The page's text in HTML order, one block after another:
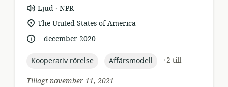
resursformat:
Ljud .
utgivare:
NPR
relevant
plats:
The United States of America
språk:
.
publiceringsdatum:
december 2020
topic:
Kooperativ rörelse topic:
Affärsmodell
+2 till
Tillagt november 11, 2021